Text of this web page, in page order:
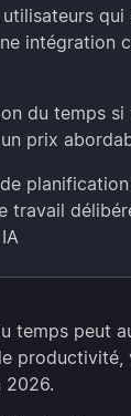
intégration
du temps
prix
travail
temps peut
productivité,
2026.